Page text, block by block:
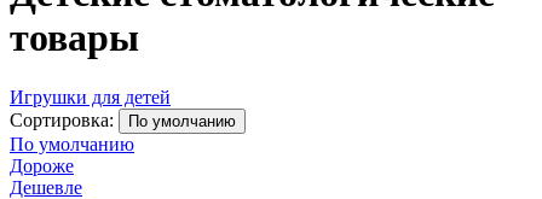
товары
Игрушки для детей
Сортировка:
По умолчанию
По умолчанию
Дороже
Дешевле